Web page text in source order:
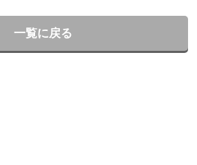
一覧に戻る